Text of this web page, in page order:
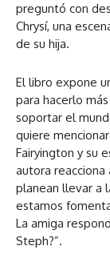
preguntó con
Chrysí, una
de su hija.
El libro expone
para hacerlo
soportar el
quiere
Fairyington y su
autora reacciona
planean llevar a
estamos
La amiga
Steph?”.